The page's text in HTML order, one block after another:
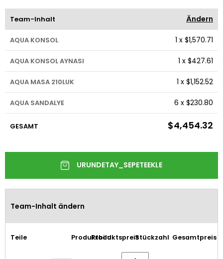
Team-Inhalt Ändern
AQUA KONSOL 1 x $1,570.71
AQUA KONSOL AYNASI 1 x $427.61
AQUA MASA 210LUK 1 x $1,152.52
AQUA SANDALYE 6 x $230.80
GESAMT $4,454.32
Team-Inhalt ändern
Teile ProduktbildProduktspreisStückzahl Gesamtpreis